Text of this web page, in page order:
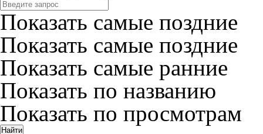
Показать самые поздние
Показать самые поздние
Показать самые ранние
Показать по названию
Показать по просмотрам